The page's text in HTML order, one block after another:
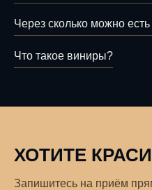
Через сколько можно
Что такое виниры?
ХОТИТЕ
Запишитесь на приём